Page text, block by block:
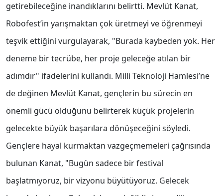
getirebileceğine inandıklarını belirtti. Mevlüt Kanat,
Robofest’in yarışmaktan çok üretmeyi ve öğrenmeyi
teşvik ettiğini vurgulayarak, "Burada kaybeden yok. Her
deneme bir tecrübe, her proje geleceğe atılan bir
adımdır" ifadelerini kullandı. Milli Teknoloji Hamlesi’ne
de değinen Mevlüt Kanat, gençlerin bu sürecin en
önemli gücü olduğunu belirterek küçük projelerin
gelecekte büyük başarılara dönüşeceğini söyledi.
Gençlere hayal kurmaktan vazgeçmemeleri çağrısında
bulunan Kanat, "Bugün sadece bir festival
başlatmıyoruz, bir vizyonu büyütüyoruz. Gelecek